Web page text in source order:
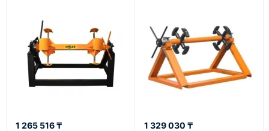
1 265 516 ₸ 1 329 030 ₸